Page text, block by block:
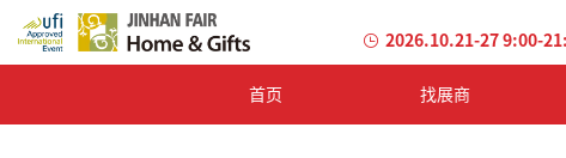
2026.10.21-27 9:00-
首页 找展商